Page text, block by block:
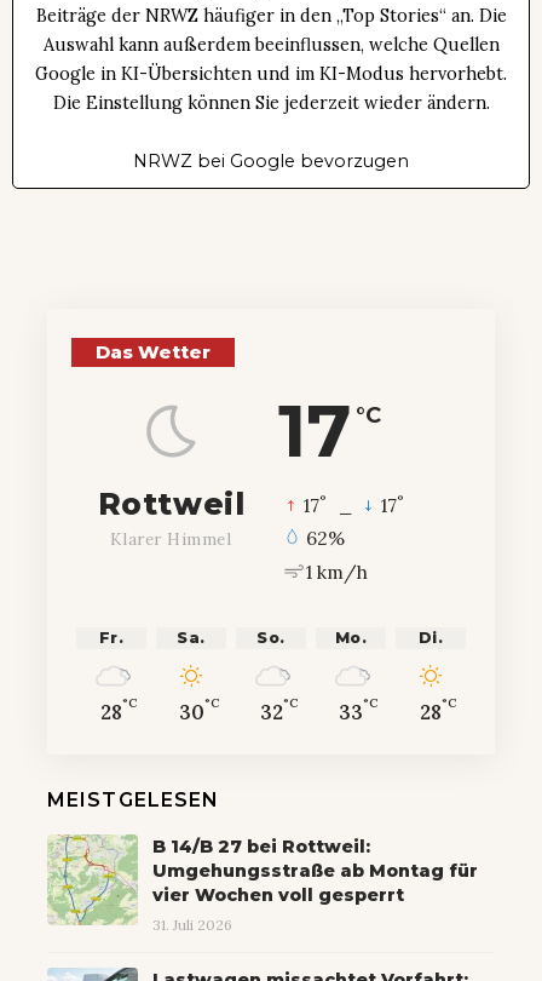
Beiträge der NRWZ häufiger in den „Top Stories“ an. Die
Auswahl kann außerdem beeinflussen, welche Quellen
Google in KI-Übersichten und im KI-Modus hervorhebt.
Die Einstellung können Sie jederzeit wieder ändern.
NRWZ bei Google bevorzugen
Das Wetter
17 °C
Rottweil
Klarer Himmel
17° 17°
62%
1 km/h
Fr.
28°C
Sa.
30°C
So.
32°C
Mo.
33°C
Di.
28°C
MEISTGELESEN
B 14/B 27 bei Rottweil:
Umgehungsstraße ab Montag für
vier Wochen voll gesperrt
31. Juli 2026